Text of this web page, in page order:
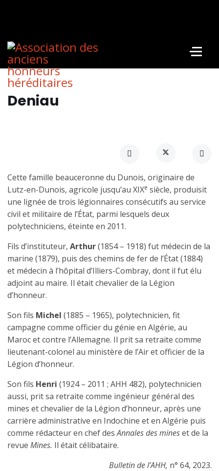
Deniau
Cette famille beauceronne du Dunois, originaire de
Lutz-en-Dunois, agricole jusqu’au XIXe siècle, produisit
une lignée de trois légionnaires consécutifs au service
civil et militaire de l’État, parmi lesquels deux
polytechniciens, éteinte en 2011.
Fils d’instituteur, Arthur(1854 – 1918) fut médecin de la
marine (1879), puis des chemins de fer de l’État (1884)
et médecin à l’hôpital d’Illiers-Combray, dont il fut élu
adjoint au maire. Il était chevalier de la Légion
d’honneur.
Son fils Michel (1885 – 1965), polytechnicien, fit
campagne comme officier du génie en Algérie, au
Maroc et contre l’Allemagne. Il prit sa retraite comme
lieutenant-colonel au ministère de l’Air et officier de la
Légion d’honneur.
Son fils Henri (1924 – 2011 ; AHH 482), polytechnicien
aussi, prit sa retraite comme ingénieur général des
mines et chevalier de la Légion d’honneur, après une
carrière administrative en Indochine et en Algérie puis
comme rédacteur en chef desAnnales des mineset de la
revue Mines. Il était célibataire.
Bulletin de l’AHH, n° 64, 2023.